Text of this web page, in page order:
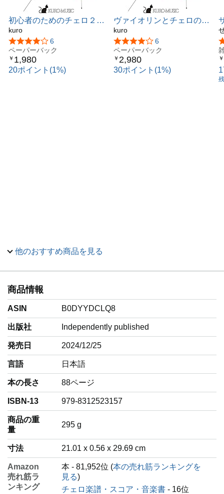
初心者のためのチェロ２重
奏曲集『童謡(唱歌)曲集』/
kuro 著 / 楽譜
kuro
5つ星のうち4.2
6
ペーパーバック
￥ 1,980
20ポイント(1%)
ヴァイオリンとチェロのた
めの２重奏曲集『クラシッ
ク名曲集』/ kuro 著 / 楽譜
kuro
5つ星のうち4.1
6
ペーパーバック
￥ 2,980
30ポイント(1%)
￥
他のおすすめ商品を見る
商品情報
ASIN B0DYYDCLQ8
出版社 Independently published
発売日 2024/12/25
言語 ‎日本語
本の長さ 88ページ
ISBN-13 979-8312523157
商品の重
量
‎295 g
寸法 21.01 x 0.56 x 29.69 cm
Amazon
売れ筋ラ
ンキング
本 - 81,952位 (本の売れ筋ランキングを
見る)
チェロ楽譜・スコア・音楽書 - 16位